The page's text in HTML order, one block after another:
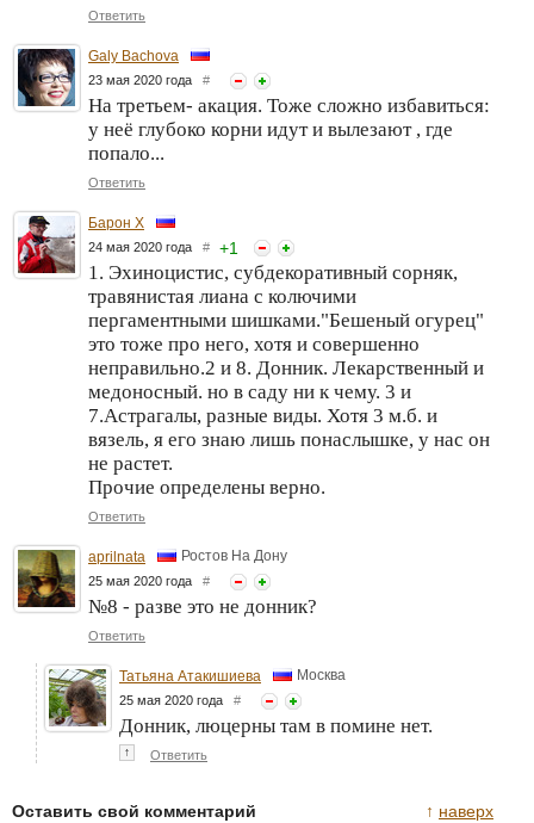
Ответить
Galy Bachova
23 мая 2020 года #
На третьем- акация. Тоже сложно избавиться:
у неё глубоко корни идут и вылезают , где
попало...
Ответить
Барон Х
24 мая 2020 года # +1
1. Эхиноцистис, субдекоративный сорняк,
травянистая лиана с колючими
пергаментными шишками."Бешеный огурец"
это тоже про него, хотя и совершенно
неправильно.2 и 8. Донник. Лекарственный и
медоносный. но в саду ни к чему. 3 и
7.Астрагалы, разные виды. Хотя 3 м.б. и
вязель, я его знаю лишь понаслышке, у нас он
не растет.
Прочие определены верно.
Ответить
aprilnata Ростов На Дону
25 мая 2020 года #
№8 - разве это не донник?
Ответить
Татьяна Атакишиева Москва
25 мая 2020 года #
Донник, люцерны там в помине нет.
↑ Ответить
↑ наверх
Оставить свой комментарий